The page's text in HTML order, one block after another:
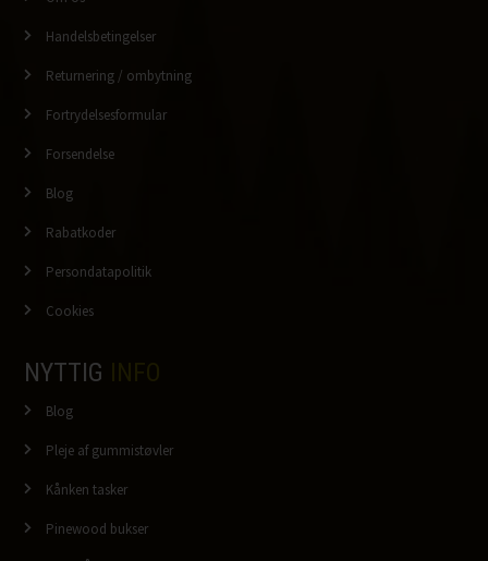
Handelsbetingelser
Returnering / ombytning
Fortrydelsesformular
Forsendelse
Blog
Rabatkoder
Persondatapolitik
Cookies
NYTTIG
Blog
Pleje af gummistøvler
Kånken tasker
Pinewood bukser